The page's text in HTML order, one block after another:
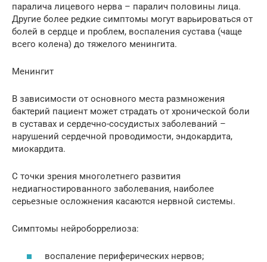
паралича лицевого нерва – паралич половины лица.
Другие более редкие симптомы могут варьироваться от
болей в сердце и проблем, воспаления сустава (чаще
всего колена) до тяжелого менингита.
Менингит
В зависимости от основного места размножения
бактерий пациент может страдать от хронической боли
в суставах и сердечно-сосудистых заболеваний –
нарушений сердечной проводимости, эндокардита,
миокардита.
С точки зрения многолетнего развития
недиагностированного заболевания, наиболее
серьезные осложнения касаются нервной системы.
Симптомы нейроборрелиоза:
воспаление периферических нервов;